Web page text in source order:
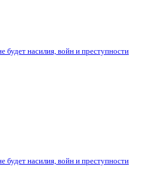
будет насилия, войн и преступности
будет насилия, войн и преступности